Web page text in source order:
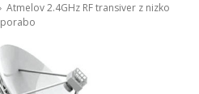
Atmelov 2.4GHz RF transiver z nizko
porabo